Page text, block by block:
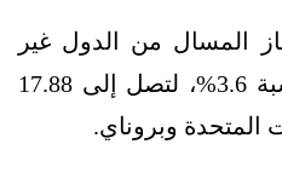
المسال من الدول غير
الأعضاء في المنتدى بنسبة 3.6%، لتصل إلى 17.88
المتحدة وبروناي.